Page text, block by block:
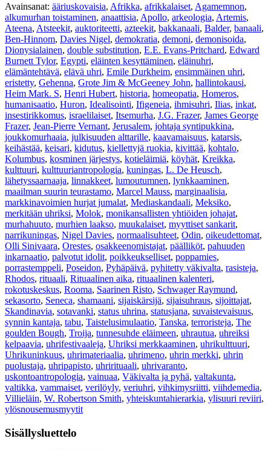
Avainsanat: ääriuskovaisia, Afrikka, afrikkalaiset, Agamemnon,
alkumurhan toistaminen, anaattisia, Apollo, arkeologia, Artemis,
Ateena, Atsteekit, auktoriteetti, azteekit, bakkanaali, Balder, banaali,
Ben-Hinnom, Davies Nigel, demokratia, demoni, demonisoida,
Dionysialainen, double substitution, E.E. Evans-Pritchard, Edward
Burnett Tylor, Egypti, eläinten kesyttäminen, eläinuhri,
elämäntehtävä, elävä uhri, Emile Durkheim, ensimmäinen uhri,
eristetty, Gehenna, Grote Jim & McGeeney John, hallintokausi,
Heim Mark. S, Henri Hubert, historia, homeopatia, Homeros,
humanisaatio, Huron, Idealisointi, Ifigeneia, ihmisuhri, Ilias, inkat,
insestirikkomus, israelilaiset, Itsemurha, J.G. Frazer, James George
Frazer, Jean-Pierre Vernant, Jerusalem, johtaja syntipukkina,
joukkomurhaaia, julkisuuden alttarille, kaavamaisuus, katarsis,
keihästää, keisari, kidutus, kiellettyjä ruokia, kivittää, kohtalo,
Kolumbus, kosminen järjestys, kotieläimiä, köyhät, Kreikka,
kulttuuri, kulttuuriantropologia, kuningas, L. De Heusch,
lähetyssaarnaaja, linnakkeet, lumoutumnen, lynkkaaminen,
maailman suurin teurastamo, Marcel Mauss, marginaalisia,
markkinavoimien hurjat jumalat, Mediaskandaali, Meksiko,
merkitään uhriksi, Molok, monikansallisten yhtiöiden johajat,
murhahuuto, murhien laakso, muukalaiset, myyttiset sankarit,
narrikuningas, Nigel Davies, normaalisuhteet, Odin, oikeudettomat,
Olli Sinivaara, Orestes, osakkeenomistajat, päälliköt, pahuuden
inkarnaatio, palvotut idolit, poikkeukselliset, poppamies,
porrastemppeli, Poseidon, Pyhäpäivä, pyhitetty väkivalta, rasisteja,
Rhodos, rituaali, Rituaalinen aika, rituaalinen kalenteri,
rokotuskeskus, Rooma, Saarinen Risto, Schwager Raymund,
sekasorto, Seneca, shamaani, sijaiskärsijä, sijaisuhraus, sijoittajat,
Skandinavia, sotavanki, status uhrina, statusjana, suvaistevaisuus,
synnin kantaja, tabu, Taistelusimulaatio, Tanska, terroristeja, The
goulden Bough, Troija, tunnesuhde eläimeen, uhrautua, uhreiksi
kelpaavia, uhrifestivaaleja, Uhriksi merkkaaminen, uhrikulttuuri,
Uhrikuninkuus, uhrimateriaalia, uhrimeno, uhrin merkki, uhrin
puolustaja, uhripapisto, uhrirituaali, uhrivaranto,
uskontoantropologia, vainuaa, Väkivalta ja pyhä, valtakunta,
valtikka, vammaiset, verilöyly, veriuhri, vihkimysriitti, viihdemedia,
Villieläin, W. Robertson Smith, yhteiskuntahierarkia, ylisuuri reviiri,
ylösnousemusmyytit
Sisällysluettelo